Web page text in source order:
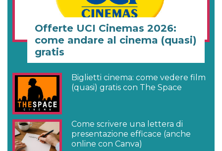
Offerte UCI Cinemas 2026:
come andare al cinema (quasi)
gratis
Biglietti cinema: come vedere film
(quasi) gratis con The Space
Come scrivere una lettera di
presentazione efficace (anche
online con Canva)